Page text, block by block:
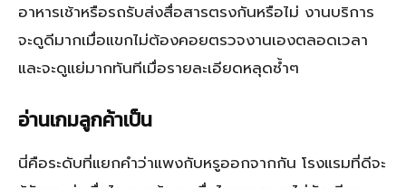
อาหารเช้าหรือรถรับส่งสื่อสารตรงกันหรือไม่ งานบริการ
จะดูดีมากเมื่อแขกไม่ต้องคอยตรวจงานเองตลอดเวลา
และจะดูแย่มากทันทีเมื่อรายละเอียดหลุดซ้ำๆ
อ่านเกมลูกค้าเป็น
นี่คือระดับที่แยกคำว่าแพงกับหรูออกจากกัน โรงแรมที่ดีจะ